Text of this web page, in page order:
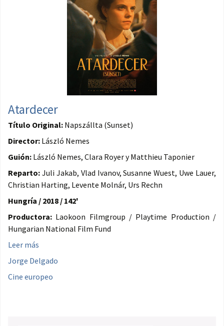
Atardecer
Título Original: Napszállta (Sunset)
Director: László Nemes
Guión: László Nemes, Clara Royer y Matthieu Taponier
Reparto: Juli Jakab, Vlad Ivanov, Susanne Wuest, Uwe Lauer,
Christian Harting, Levente Molnár, Urs Rechn
Hungría / 2018 / 142'
Productora: Laokoon Filmgroup / Playtime Production /
Hungarian National Film Fund
Leer más
Jorge Delgado
Cine europeo